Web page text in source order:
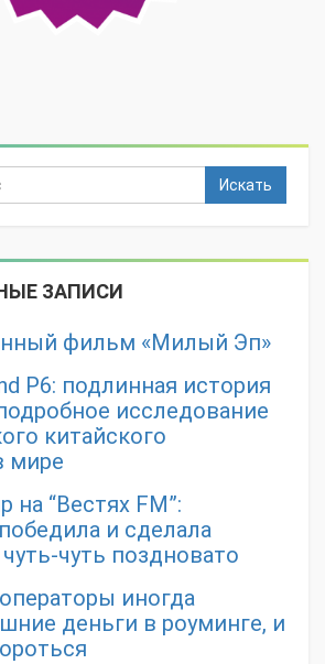
Искать
ЗАПИСИ
фильм «Милый Эп»
P6: подлинная история
исследование
китайского
мире
“Вестях FM”:
и сделала
чуть поздновато
иногда
деньги в роуминге, и